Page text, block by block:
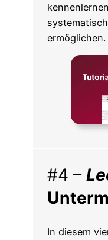
ermöglichen.
#4 –
In diesem